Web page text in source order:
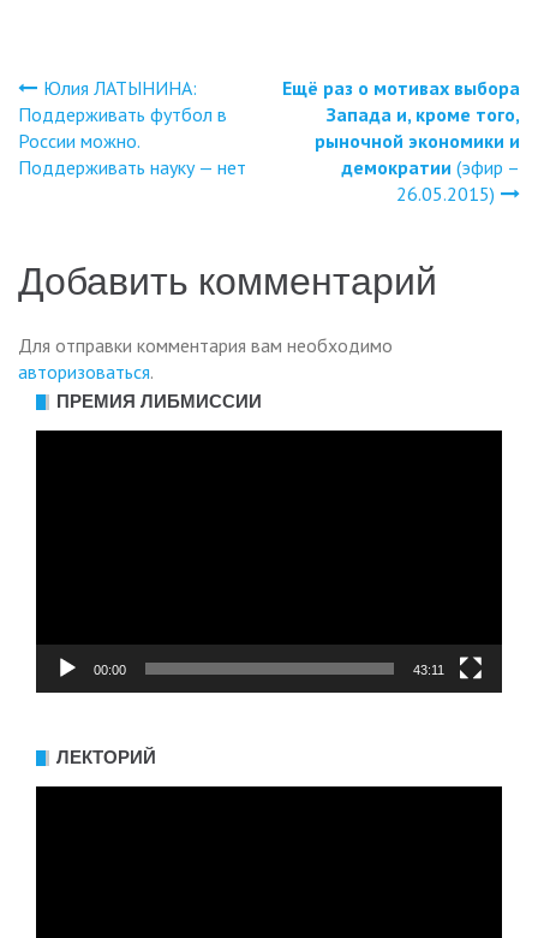
Навигация
по
Юлия ЛАТЫНИНА:
Поддерживать футбол в
России можно.
Поддерживать науку — нет
Ещё раз о мотивах выбора
Запада и, кроме того,
рыночной экономики и
демократии (эфир –
26.05.2015)
Добавить комментарий
Для отправки комментария вам необходимо
авторизоваться.
ПРЕМИЯ ЛИБМИССИИ
00:00 43:11
ЛЕКТОРИЙ